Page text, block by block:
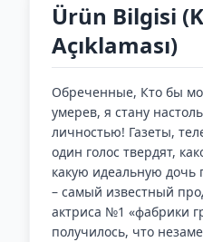
Ürün Bilgisi
Açıklaması)
Обреченные, Кто бы
умерев, я стану
личностью! Газеты,
один голос твердят,
какую идеальную дочь
– самый известный
актриса №1 «фабрики
получилось, что